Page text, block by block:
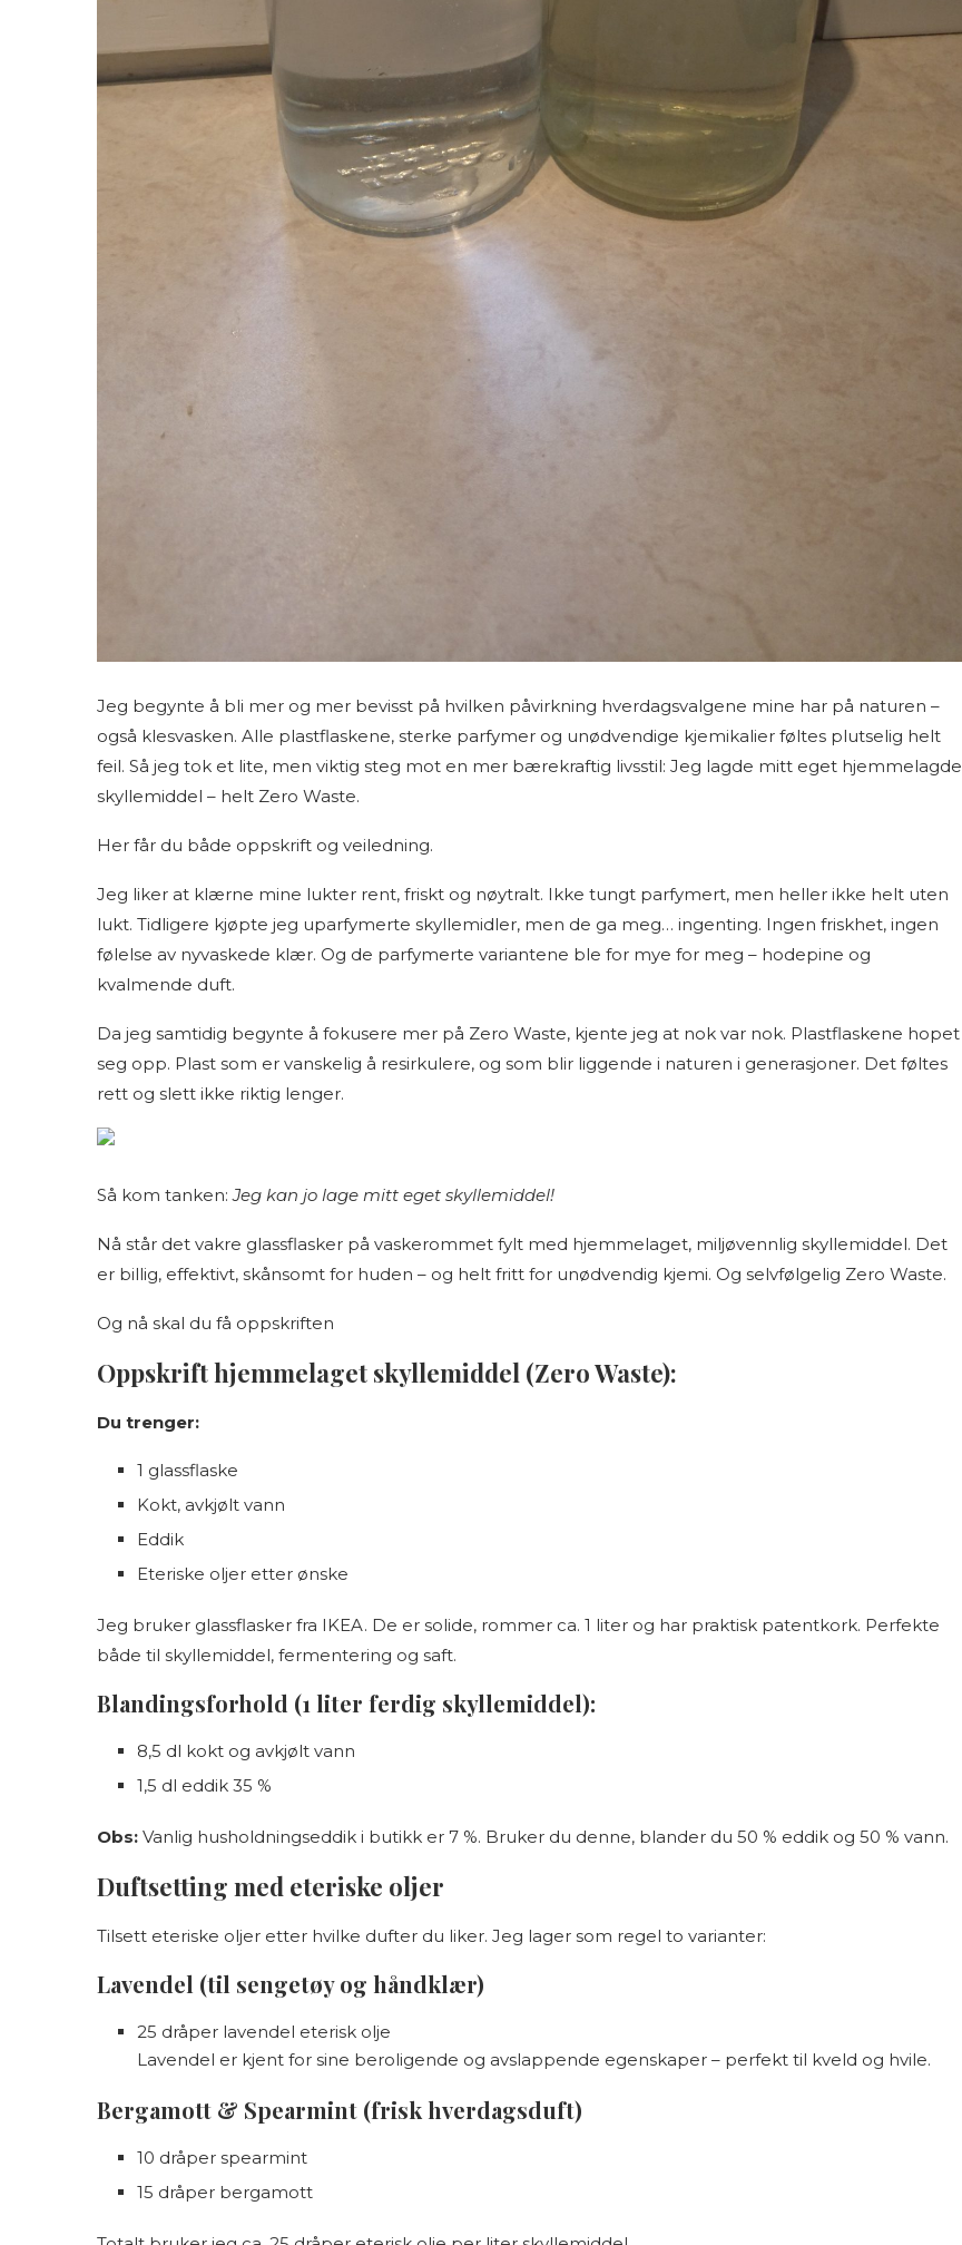
Jeg begynte å bli mer og mer bevisst på hvilken påvirkning hverdagsvalgene mine har på naturen –
også klesvasken. Alle plastflaskene, sterke parfymer og unødvendige kjemikalier føltes plutselig helt
feil. Så jeg tok et lite, men viktig steg mot en mer bærekraftig livsstil: Jeg lagde mitt eget hjemmelagde
skyllemiddel – helt Zero Waste.
Her får du både oppskrift og veiledning.
Jeg liker at klærne mine lukter rent, friskt og nøytralt. Ikke tungt parfymert, men heller ikke helt uten
lukt. Tidligere kjøpte jeg uparfymerte skyllemidler, men de ga meg… ingenting. Ingen friskhet, ingen
følelse av nyvaskede klær. Og de parfymerte variantene ble for mye for meg – hodepine og
kvalmende duft.
Da jeg samtidig begynte å fokusere mer på Zero Waste, kjente jeg at nok var nok. Plastflaskene hopet
seg opp. Plast som er vanskelig å resirkulere, og som blir liggende i naturen i generasjoner. Det føltes
rett og slett ikke riktig lenger.
Så kom tanken:Jeg kan jo lage mitt eget skyllemiddel!
Nå står det vakre glassflasker på vaskerommet fylt med hjemmelaget, miljøvennlig skyllemiddel. Det
er billig, effektivt, skånsomt for huden – og helt fritt for unødvendig kjemi. Og selvfølgelig Zero Waste.
Og nå skal du få oppskriften
Oppskrift hjemmelaget skyllemiddel (Zero Waste):
Du trenger:
1 glassflaske
Kokt, avkjølt vann
Eddik
Eteriske oljer etter ønske
Jeg bruker glassflasker fra IKEA. De er solide, rommer ca. 1 liter og har praktisk patentkork. Perfekte
både til skyllemiddel, fermentering og saft.
Blandingsforhold (1 liter ferdig skyllemiddel):
8,5 dl kokt og avkjølt vann
1,5 dl eddik 35 %
Obs: Vanlig husholdningseddik i butikk er 7 %. Bruker du denne, blander du 50 % eddik og 50 % vann.
Duftsetting med eteriske oljer
Tilsett eteriske oljer etter hvilke dufter du liker. Jeg lager som regel to varianter:
Lavendel (til sengetøy og håndklær)
25 dråper lavendel eterisk olje
Lavendel er kjent for sine beroligende og avslappende egenskaper – perfekt til kveld og hvile.
Bergamott & Spearmint (frisk hverdagsduft)
10 dråper spearmint
15 dråper bergamott